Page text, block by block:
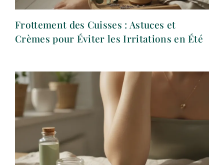
Frottement des Cuisses : Astuces et
Crèmes pour Éviter les Irritations en Été